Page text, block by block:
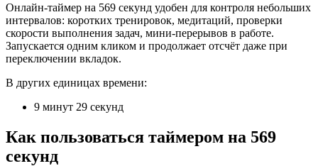
Онлайн-таймер на 569 секунд удобен для контроля небольших
интервалов: коротких тренировок, медитаций, проверки
скорости выполнения задач, мини-перерывов в работе.
Запускается одним кликом и продолжает отсчёт даже при
переключении вкладок.
В других единицах времени:
9 минут 29 секунд
Как пользоваться таймером на 569
секунд